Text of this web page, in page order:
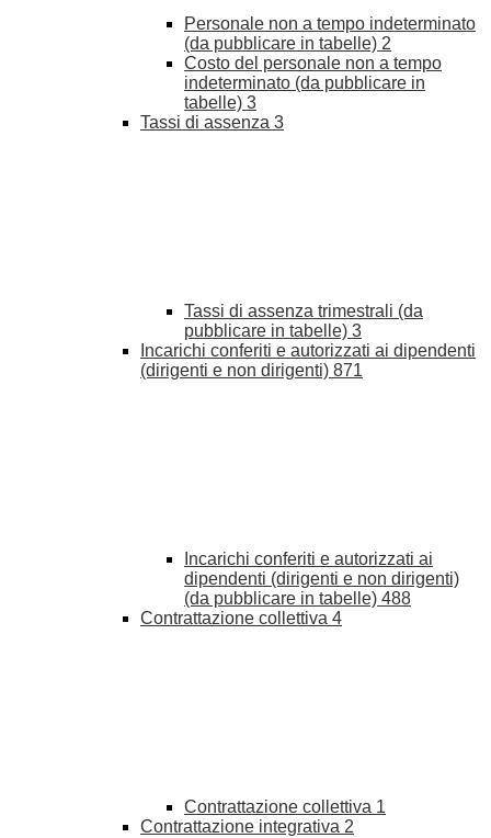
Personale non a tempo indeterminato
(da pubblicare in tabelle) 2
Costo del personale non a tempo
indeterminato (da pubblicare in
tabelle) 3
Tassi di assenza 3
Tassi di assenza trimestrali (da
pubblicare in tabelle) 3
Incarichi conferiti e autorizzati ai dipendenti
(dirigenti e non dirigenti) 871
Incarichi conferiti e autorizzati ai
dipendenti (dirigenti e non dirigenti)
(da pubblicare in tabelle) 488
Contrattazione collettiva 4
Contrattazione collettiva 1
Contrattazione integrativa 2